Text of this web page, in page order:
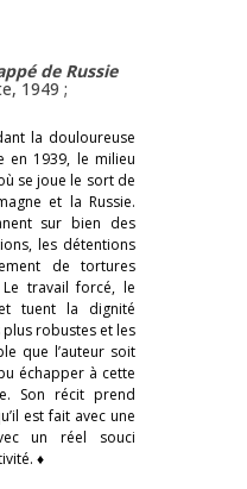
de Russie
1949 ;
la douloureuse
en 1939, le milieu
se joue le sort de
et la Russie.
sur bien des
les détentions
de tortures
travail forcé, le
tuent la dignité
robustes et les
que l’auteur soit
échapper à cette
Son récit prend
est fait avec une
un réel souci
♦